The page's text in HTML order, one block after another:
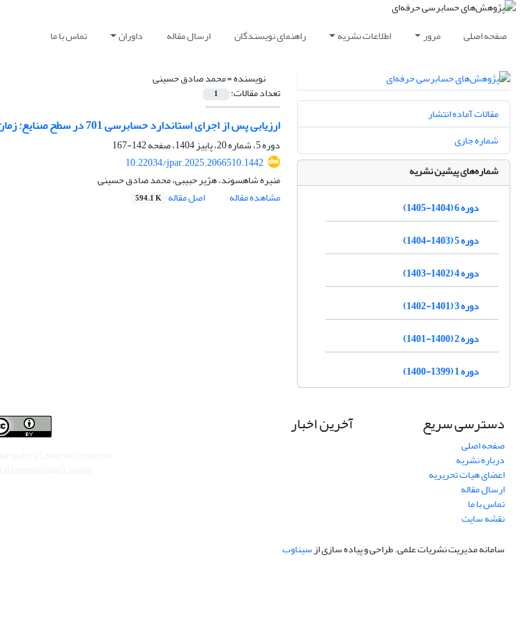
صفحه اصلی مرور اطلاعات نشریه راهنمای نویسندگان ارسال مقاله داوران تماس با ما
نویسنده =محمد صادق حسینی
تعداد مقالات: 1
ارزیابی پس از اجرای استاندارد حسابرسی 701 در سطح صنایع: زمان صدور گزارش حسابرسی مستقل
دوره 5، شماره 20، پاییز 1404، صفحه
142-167
10.22034/jpar.2025.2066510.1442
منیره شاهسوند، هژیر حبیبی، محمد صادق حسینی
مشاهده مقاله
اصل مقاله 594.1 K
مقالات آماده انتشار
شماره جاری
شماره‌های پیشین نشریه
دوره 6 (1404-1405)
دوره 5 (1403-1404)
دوره 4 (1402-1403)
دوره 3 (1401-1402)
دوره 2 (1400-1401)
دوره 1 (1399-1400)
دسترسی سریع
صفحه اصلی
درباره نشریه
اعضای هیات تحریریه
ارسال مقاله
تماس با ما
نقشه سایت
آخرین اخبار
سامانه مدیریت نشریات علمی.طراحی و پیاده سازی ازسیناوب